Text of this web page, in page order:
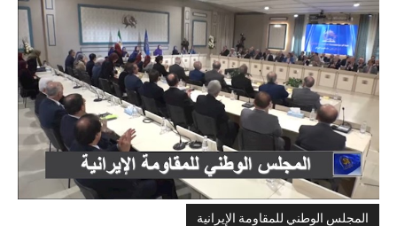
المجلس الوطني للمقاومة الإيرانية